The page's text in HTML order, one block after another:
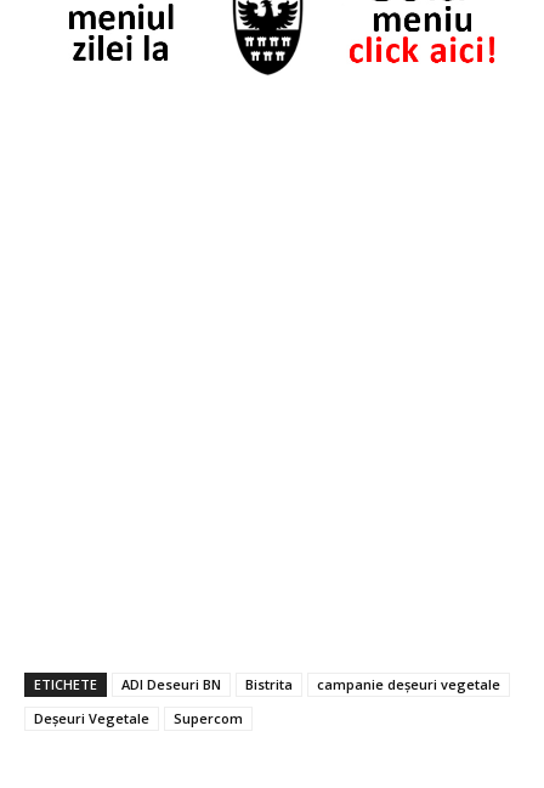
ETICHETE ADI Deseuri BN Bistrita
campanie deșeuri vegetale
Deșeuri Vegetale
Supercom